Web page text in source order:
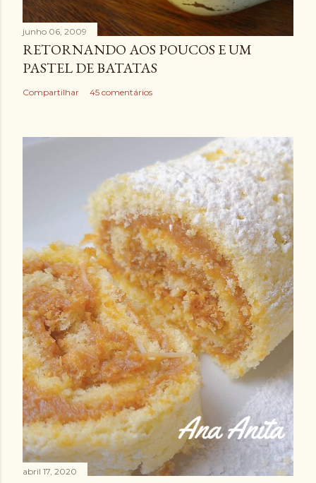
junho 06, 2009
RETORNANDO AOS POUCOS E UM
PASTEL DE BATATAS
Compartilhar 45 comentários
abril 17, 2020